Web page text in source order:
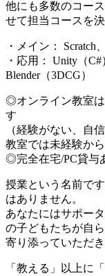
他にも多数のコー
せて担当コースを決
・メイン：
・応用： Unity（C#
Blender（3DCG）
◎オンライン教室
す
（経験がない、自
教室では未経験か
◎完全在宅/PC貸与
授業という名前で
はありません。
あなたにはサポー
の子どもたちが自
寄り添っていただき
「教える」以上に